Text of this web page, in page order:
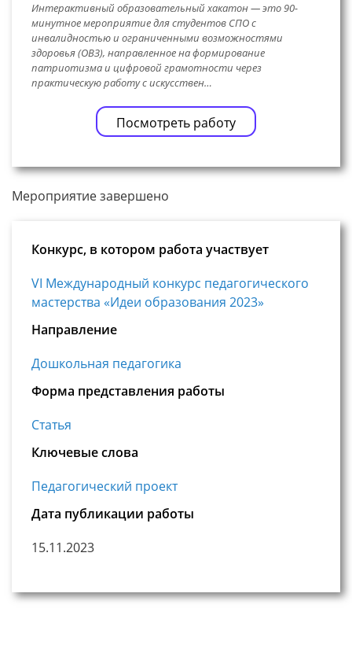
Интерактивный образовательный хакатон — это 90-
минутное мероприятие для студентов СПО с
инвалидностью и ограниченными возможностями
здоровья (ОВЗ), направленное на формирование
патриотизма и цифровой грамотности через
практическую работу с искусствен…
Посмотреть работу
Мероприятие завершено
Конкурс, в котором работа участвует
VI Международный конкурс педагогического
мастерства «Идеи образования 2023»
Направление
Дошкольная педагогика
Форма представления работы
Статья
Ключевые слова
Педагогический проект
Дата публикации работы
15.11.2023